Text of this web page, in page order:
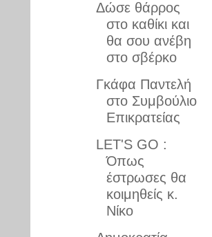
Δώσε θάρρος
στο καθίκι και
θα σου ανέβη
στο σβέρκο
Γκάφα Παντελή
στο Συμβούλιο
Επικρατείας
LET'S GO :
Όπως
έστρωσες θα
κοιμηθείς κ.
Νίκο